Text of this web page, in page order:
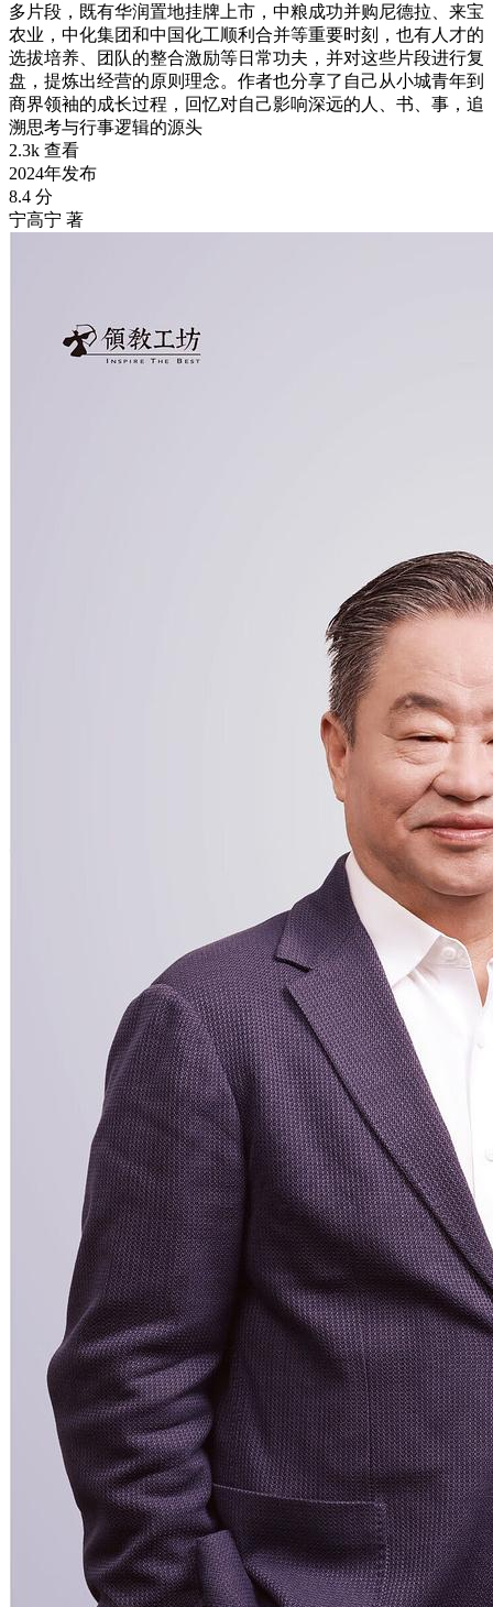
多片段，既有华润置地挂牌上市，中粮成功并购尼德拉、来宝
农业，中化集团和中国化工顺利合并等重要时刻，也有人才的
选拔培养、团队的整合激励等日常功夫，并对这些片段进行复
盘，提炼出经营的原则理念。作者也分享了自己从小城青年到
商界领袖的成长过程，回忆对自己影响深远的人、书、事，追
溯思考与行事逻辑的源头
2.3k 查看
2024年发布
8.4 分
宁高宁 著